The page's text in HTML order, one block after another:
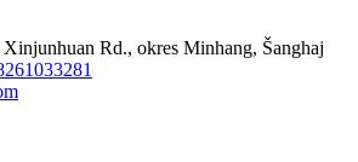
Rd., okres Minhang, Šanghaj